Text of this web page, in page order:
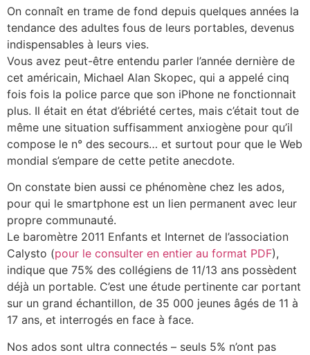
On connaît en trame de fond depuis quelques années la
tendance des adultes fous de leurs portables, devenus
indispensables à leurs vies.
Vous avez peut-être entendu parler l’année dernière de
cet américain, Michael Alan Skopec, qui a appelé cinq
fois fois la police parce que son iPhone ne fonctionnait
plus. Il était en état d’ébriété certes, mais c’était tout de
même une situation suffisamment anxiogène pour qu’il
compose le n° des secours… et surtout pour que le Web
mondial s’empare de cette petite anecdote.
On constate bien aussi ce phénomène chez les ados,
pour qui le smartphone est un lien permanent avec leur
propre communauté.
Le baromètre 2011 Enfants et Internet de l’association
Calysto (pour le consulter en entier au format PDF),
indique que 75% des collégiens de 11/13 ans possèdent
déjà un portable. C’est une étude pertinente car portant
sur un grand échantillon, de 35 000 jeunes âgés de 11 à
17 ans, et interrogés en face à face.
Nos ados sont ultra connectés – seuls 5% n’ont pas